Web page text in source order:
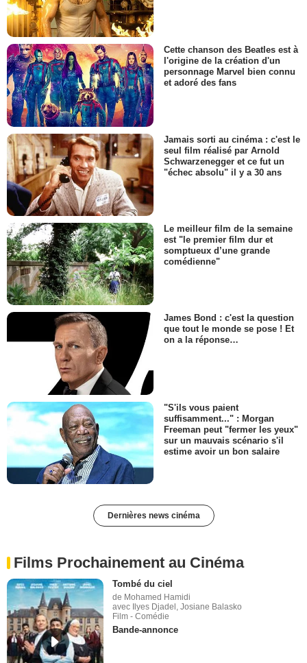
Cette chanson des Beatles est à
l'origine de la création d'un
personnage Marvel bien connu
et adoré des fans
Jamais sorti au cinéma : c'est le
seul film réalisé par Arnold
Schwarzenegger et ce fut un
"échec absolu" il y a 30 ans
Le meilleur film de la semaine
est "le premier film dur et
somptueux d’une grande
comédienne"
James Bond : c'est la question
que tout le monde se pose ! Et
on a la réponse…
"S'ils vous paient
suffisamment..." : Morgan
Freeman peut "fermer les yeux"
sur un mauvais scénario s'il
estime avoir un bon salaire
Dernières news cinéma
Films Prochainement au Cinéma
Tombé du ciel
de Mohamed Hamidi
avec Ilyes Djadel, Josiane Balasko
Film - Comédie
Bande-annonce